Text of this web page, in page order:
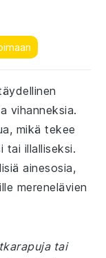
vihanneksia.
mikä tekee
tai illalliseksi.
ainesosia,
merenelävien
tai